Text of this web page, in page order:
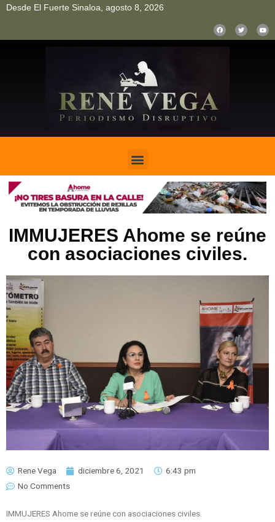
Desde El Fuerte Sinaloa, agosto 8, 2026
IMMUJERES Ahome se reúne
con asociaciones civiles.
Rene Vega diciembre 6, 2021
6:43 pm
No Comments
IMMUJERES Ahome se reúne con asociaciones civiles.